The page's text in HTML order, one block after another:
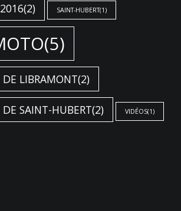
(2) SAINT-HUBERT(1)
(5)
LIBRAMONT(2)
SAINT-HUBERT(2) VIDÉOS(1)